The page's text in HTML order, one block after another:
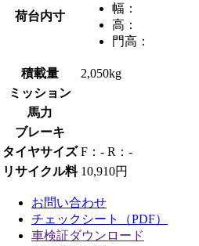
荷台内寸
幅：
高：
門高：
積載量
2,050kg
ミッション
馬力
ブレーキ
タイヤサイズ F：- R：-
リサイクル料 10,910円
お問い合わせ
チェックシート（PDF）
車検証ダウンロード